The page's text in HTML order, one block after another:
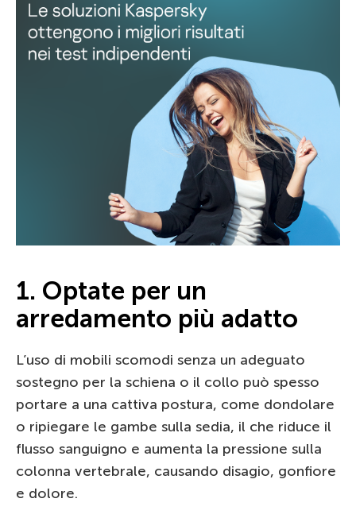
1. Optate per un
arredamento più adatto
L’uso di mobili scomodi senza un adeguato
sostegno per la schiena o il collo può spesso
portare a una cattiva postura, come dondolare
o ripiegare le gambe sulla sedia, il che riduce il
flusso sanguigno e aumenta la pressione sulla
colonna vertebrale, causando disagio, gonfiore
e dolore.